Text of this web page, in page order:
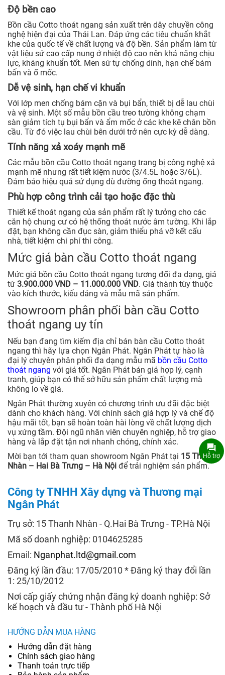
Độ bền cao
Bồn cầu Cotto thoát ngang sản xuất trên dây chuyền công
nghệ hiện đại của Thái Lan. Đáp ứng các tiêu chuẩn khắt
khe của quốc tế về chất lượng và độ bền. Sản phẩm làm từ
vật liệu sứ cao cấp nung ở nhiệt độ cao nên khả năng chịu
lực, kháng khuẩn tốt. Men sứ tự chống dính, hạn chế bám
bẩn và ố mốc.
Dễ vệ sinh, hạn chế vi khuẩn
Với lớp men chống bám cặn và bụi bẩn, thiết bị dễ lau chùi
và vệ sinh. Một số mẫu bồn cầu treo tường không chạm
sàn giảm tích tụ bụi bẩn và ẩm mốc ở các khe kẽ chân bồn
cầu. Từ đó việc lau chùi bên dưới trở nên cực kỳ dễ dàng.
Tính năng xả xoáy mạnh mẽ
Các mẫu bồn cầu Cotto thoát ngang trang bị công nghệ xả
mạnh mẽ nhưng rất tiết kiệm nước (3/4.5L hoặc 3/6L).
Đảm bảo hiệu quả sử dụng dù đường ống thoát ngang.
Phù hợp công trình cải tạo hoặc đặc thù
Thiết kế thoát ngang của sản phẩm rất lý tưởng cho các
căn hộ chung cư có hệ thống thoát nước âm tường. Khi lắp
đặt, bạn không cần đục sàn, giảm thiểu phá vỡ kết cấu
nhà, tiết kiệm chi phí thi công.
Mức giá bàn cầu Cotto thoát ngang
Mức giá bồn cầu Cotto thoát ngang tương đối đa dạng, giá
từ 3.900.000 VND – 11.000.000 VND. Giá thành tùy thuộc
vào kích thước, kiểu dáng và mẫu mã sản phẩm.
Showroom phân phối bàn cầu Cotto
thoát ngang uy tín
Nếu bạn đang tìm kiếm địa chỉ bán bàn cầu Cotto thoát
ngang thì hãy lựa chọn Ngân Phát. Ngân Phát tự hào là
đại lý chuyên phân phối đa dạng mẫu mã bồn cầu Cotto
thoát ngang với giá tốt. Ngân Phát bán giá hợp lý, cạnh
tranh, giúp bạn có thể sở hữu sản phẩm chất lượng mà
không lo về giá.
Ngân Phát thường xuyên có chương trình ưu đãi đặc biệt
dành cho khách hàng. Với chính sách giá hợp lý và chế độ
hậu mãi tốt, bạn sẽ hoàn toàn hài lòng về chất lượng dịch
vụ xứng tầm. Đội ngũ nhân viên chuyên nghiệp, hỗ trợ giao
hàng và lắp đặt tận nơi nhanh chóng, chính xác.
Mời bạn tới tham quan showroom Ngân Phát tại 15 Thanh
Nhàn – Hai Bà Trưng – Hà Nội để trải nghiệm sản phẩm.
Công ty TNHH Xây dựng và Thương mại
Ngân Phát
Trụ sở: 15 Thanh Nhàn - Q.Hai Bà Trưng - TP.Hà Nội
Mã số doanh nghiệp: 0104625285
Email: Nganphat.ltd@gmail.com
Đăng ký lần đầu: 17/05/2010 * Đăng ký thay đổi lần
1: 25/10/2012
Nơi cấp giấy chứng nhận đăng ký doanh nghiệp: Sở
kế hoạch và đầu tư - Thành phố Hà Nội
HƯỚNG DẪN MUA HÀNG
Hướng dẫn đặt hàng
Chính sách giao hàng
Thanh toán trực tiếp
Hỗ trợ